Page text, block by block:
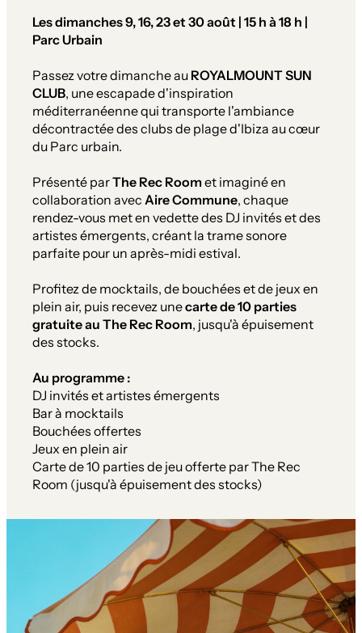
Les dimanches 9, 16, 23 et 30 août | 15 h à 18 h |
Parc Urbain
Passez votre dimanche au ROYALMOUNT SUN
CLUB, une escapade d'inspiration
méditerranéenne qui transporte l'ambiance
décontractée des clubs de plage d'Ibiza au cœur
du Parc urbain.
Présenté parThe Rec Room et imaginé en
collaboration avec Aire Commune, chaque
rendez-vous met en vedette des DJ invités et des
artistes émergents, créant la trame sonore
parfaite pour un après-midi estival.
Profitez de mocktails, de bouchées et de jeux en
plein air, puis recevez unecarte de 10 parties
gratuite au The Rec Room, jusqu'à épuisement
des stocks.
Au programme :
DJ invités et artistes émergents
Bar à mocktails
Bouchées offertes
Jeux en plein air
Carte de 10 parties de jeu offerte par The Rec
Room (jusqu'à épuisement des stocks)